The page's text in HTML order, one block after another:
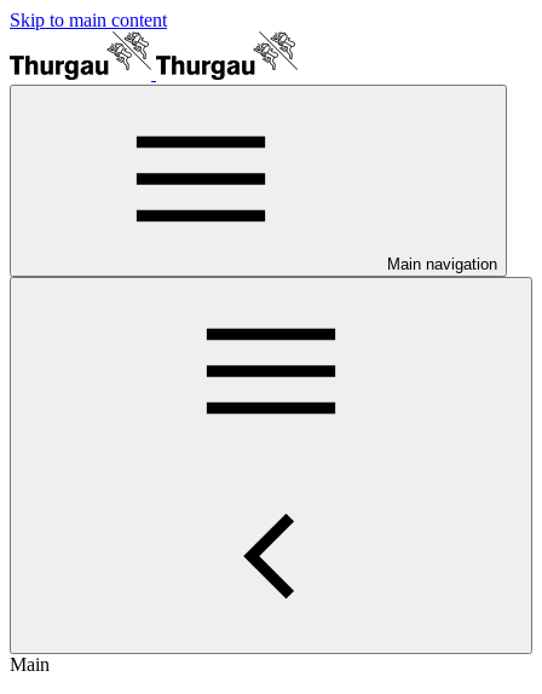
Skip to main content
Main navigation
Main